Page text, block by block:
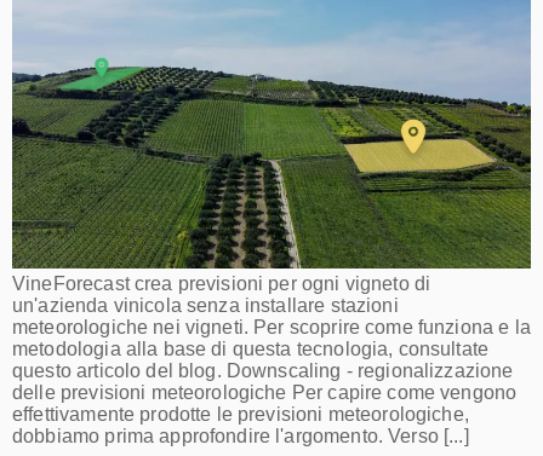
VineForecast crea previsioni per ogni vigneto di
un'azienda vinicola senza installare stazioni
meteorologiche nei vigneti. Per scoprire come funziona e la
metodologia alla base di questa tecnologia, consultate
questo articolo del blog. Downscaling - regionalizzazione
delle previsioni meteorologiche Per capire come vengono
effettivamente prodotte le previsioni meteorologiche,
dobbiamo prima approfondire l'argomento. Verso [...]